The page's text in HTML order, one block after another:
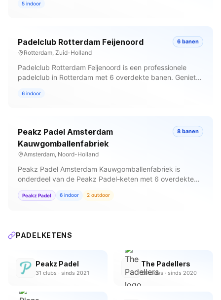
racketverhuur heb je alles wat je nodig hebt. Reserveer
5 indoor
Padelclub Rotterdam Feijenoord
Rotterdam, Zuid-Holland
6 banen
Padelclub Rotterdam Feijenoord is een professionele
padelclub in Rotterdam met 6 overdekte banen. Geniet
volledige pro shop. Maak je reservering nu.
6 indoor
Peakz Padel Amsterdam
Kauwgomballenfabriek
Amsterdam, Noord-Holland
8 banen
Peakz Padel Amsterdam Kauwgomballenfabriek is
onderdeel van de Peakz Padel-keten met 6 overdekte
en 2 outdoorbanen. Met horeca, kleedkamers,
professioneel coaching en racketverhuur een complete
Peakz Padel 6 indoor 2 outdoor
PADELKETENS
Peakz Padel
31 clubs · sinds 2021
The Padellers
26 clubs · sinds 2020